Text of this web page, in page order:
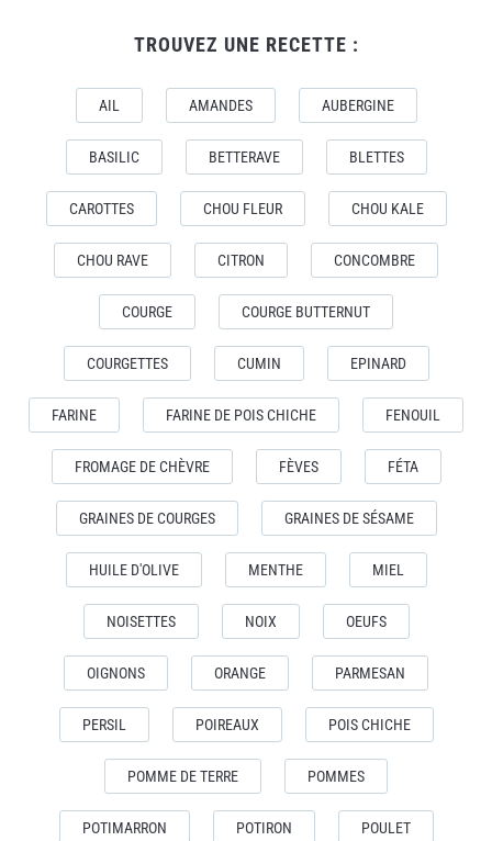
TROUVEZ UNE RECETTE :
AIL AMANDES AUBERGINE
BASILIC BETTERAVE BLETTES
CAROTTES CHOU FLEUR CHOU KALE
CHOU RAVE CITRON CONCOMBRE
COURGE COURGE BUTTERNUT
COURGETTES CUMIN EPINARD
FARINE FARINE DE POIS CHICHE FENOUIL
FROMAGE DE CHÈVRE FÈVES FÉTA
GRAINES DE COURGES GRAINES DE SÉSAME
HUILE D'OLIVE MENTHE MIEL
NOISETTES NOIX OEUFS
OIGNONS ORANGE PARMESAN
PERSIL POIREAUX POIS CHICHE
POMME DE TERRE POMMES
POTIMARRON POTIRON POULET